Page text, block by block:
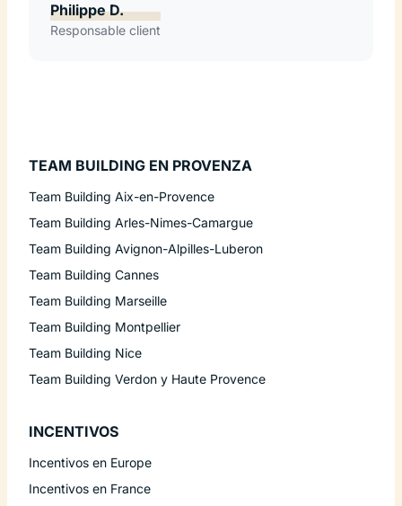
Philippe D.
Responsable client
TEAM BUILDING EN PROVENZA
Team Building Aix-en-Provence
Team Building Arles-Nimes-Camargue
Team Building Avignon-Alpilles-Luberon
Team Building Cannes
Team Building Marseille
Team Building Montpellier
Team Building Nice
Team Building Verdon y Haute Provence
INCENTIVOS
Incentivos en Europe
Incentivos en France